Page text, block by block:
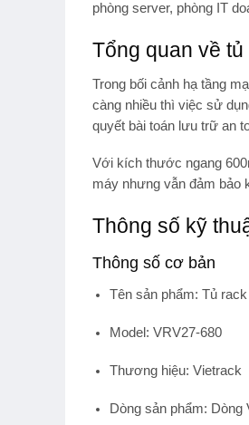
phòng server, phòng IT
Tổng quan về
Trong bối cảnh hạ tầng
càng nhiều thì việc sử
quyết bài toán lưu trữ an
Với kích thước ngang
máy nhưng vẫn đảm bảo
Thông số kỹ
Thông số cơ bản
Tên sản phẩm: Tủ
Model: VRV27-680
Thương hiệu: Vietrack
Dòng sản phẩm: Dòng